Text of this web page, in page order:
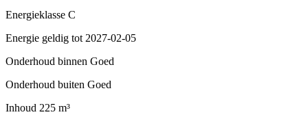
Energieklasse C
Energie geldig tot 2027-02-05
Onderhoud binnen Goed
Onderhoud buiten Goed
Inhoud 225 m³